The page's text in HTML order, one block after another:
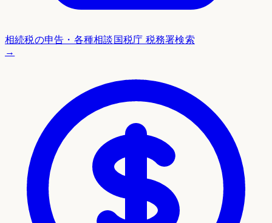
相続税の申告・各種相談 国税庁 税務署検索
→